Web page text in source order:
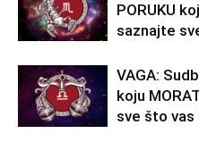
PORUKU
saznajte
VAGA:
koju
sve što vas